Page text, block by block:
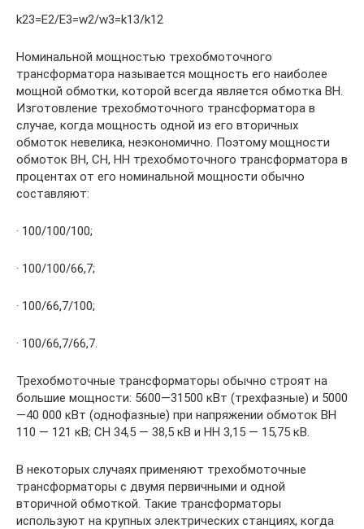
k23=E2/E3=w2/w3=k13/k12
Номинальной мощностью трехобмоточного
трансформатора называется мощность его наиболее
мощной обмотки, которой всегда является обмотка ВН.
Изготовление трехобмоточного трансформатора в
случае, когда мощность одной из его вторичных
обмоток невелика, неэкономично. Поэтому мощности
обмоток ВН, СН, НН трехобмоточного трансформатора в
процентах от его номинальной мощности обычно
составляют:
· 100/100/100;
· 100/100/66,7;
· 100/66,7/100;
· 100/66,7/66,7.
Трехобмоточные трансформаторы обычно строят на
большие мощности: 5600—31500 кВт (трехфазные) и 5000
—40 000 кВт (однофазные) при напряжении обмоток ВН
110 — 121 кВ; СН 34,5 — 38,5 кВ и НН 3,15 — 15,75 кВ.
В некоторых случаях применяют трехобмоточные
трансформаторы с двумя первичными и одной
вторичной обмоткой. Такие трансформаторы
используют на крупных электрических станциях, когда